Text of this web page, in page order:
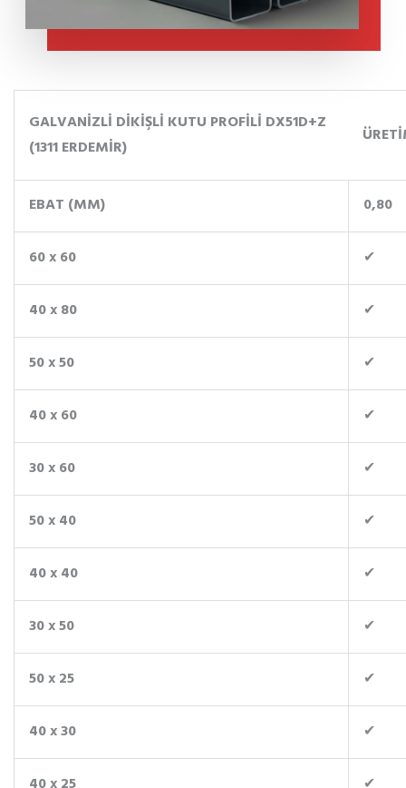
GALVANİZLİ DİKİŞLİ KUTU PROFİLİ DX51D+Z
(1311 ERDEMİR)
EBAT (MM) 0,80
60 x 60 ✔
40 x 80 ✔
50 x 50 ✔
40 x 60 ✔
30 x 60 ✔
50 x 40 ✔
40 x 40 ✔
30 x 50 ✔
50 x 25 ✔
40 x 30 ✔